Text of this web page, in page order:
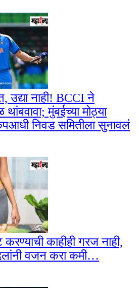
उद्या नाही! BCCI ने
मुंबईच्या मोठ्या
निवड समितीला सुनावलं
करण्याची काहीही गरज नाही,
वजन करा कमी…